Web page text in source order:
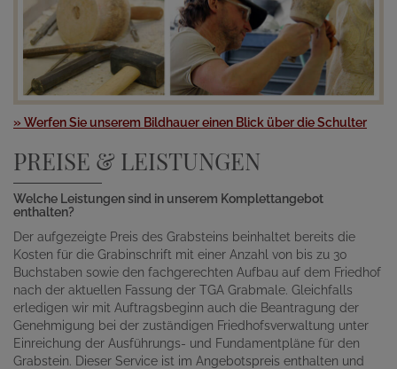
» Werfen Sie unserem Bildhauer einen Blick über die Schulter
PREISE & LEISTUNGEN
Welche Leistungen sind in unserem Komplettangebot
enthalten?
Der aufgezeigte Preis des Grabsteins beinhaltet bereits die
Kosten für die Grabinschrift mit einer Anzahl von bis zu 30
Buchstaben sowie den fachgerechten Aufbau auf dem Friedhof
nach der aktuellen Fassung der TGA Grabmale. Gleichfalls
erledigen wir mit Auftragsbeginn auch die Beantragung der
Genehmigung bei der zuständigen Friedhofsverwaltung unter
Einreichung der Ausführungs- und Fundamentpläne für den
Grabstein. Dieser Service ist im Angebotspreis enthalten und